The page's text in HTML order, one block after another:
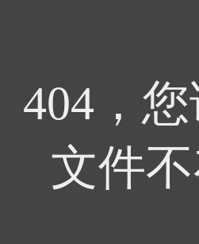
404，
文件